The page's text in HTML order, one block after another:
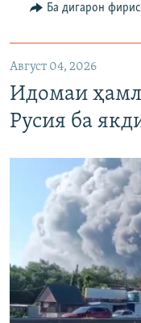
Ба дигарон
Август 04, 2026
Идомаи
Русия ба